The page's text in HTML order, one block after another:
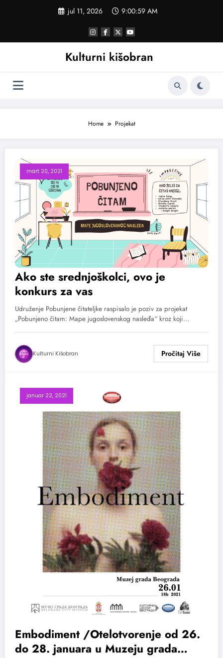
jul 11, 2026 9:01:00 AM
Kulturni kišobran
Home Projekat
mart 20, 2021
Ako ste srednjoškolci, ovo je
konkurs za vas
Udruženje Pobunjene čitateljke raspisalo je poziv za projekat
„Pobunjeno čitam: Mape jugoslovenskog nasleđa“ kroz koji…
Kulturni Kišobran
januar 22, 2021
Embodiment /Otelotvorenje od 26.
do 28. januara u Muzeju grada